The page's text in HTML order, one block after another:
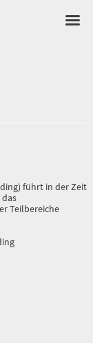
führt in der Zeit
Teilbereiche